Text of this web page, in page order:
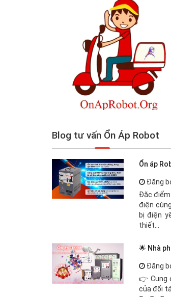
Blog tư vấn Ổn Áp Robot
Ổn áp
Đăng
Đặc điểm
điện
bị điện
thiết...
🌟 Nhà
Đăng
👉 Cung
của đối